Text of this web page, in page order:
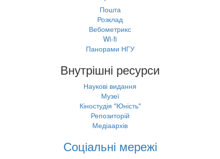
Пошта
Розклад
Вебометрикс
Wi-fi
Панорами НГУ
Внутрішні ресурси
Наукові видання
Музеї
Кіностудія "Юність"
Репозиторій
Медіаархів
Соціальні мережі